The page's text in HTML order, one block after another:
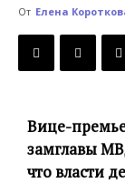
Кыргызстана
От Елена
Вице-
замглавы
что власти